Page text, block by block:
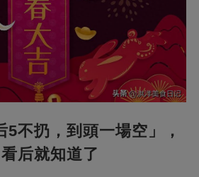
5不扔，到頭一場空」，
后就知道了